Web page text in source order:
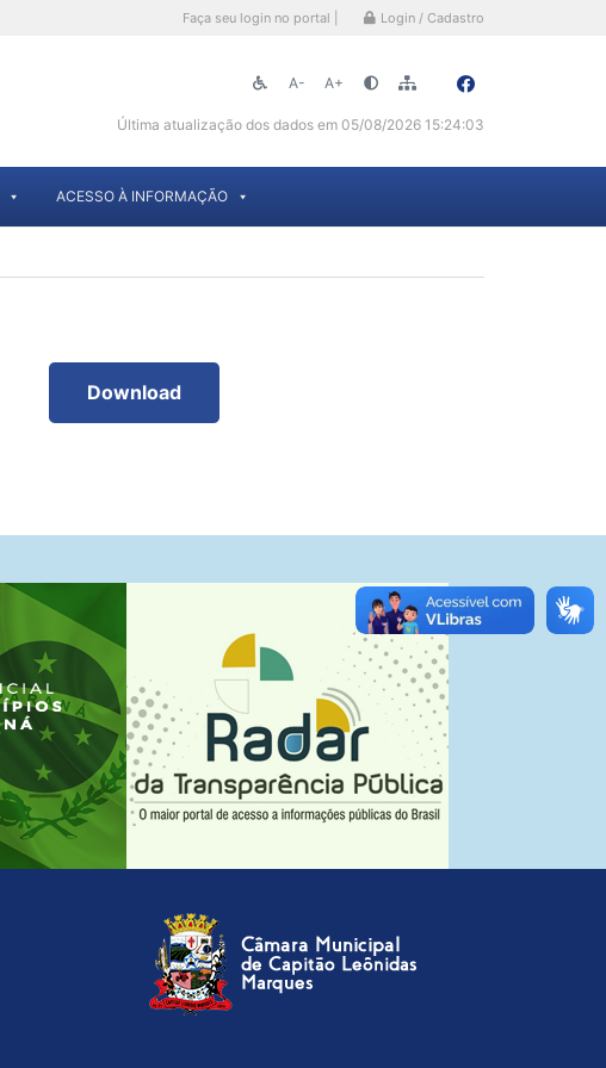
Faça seu login no portal | Login / Cadastro
A- A+
Última atualização dos dados em 05/08/2026 15:24:03
ACESSO À INFORMAÇÃO
Download